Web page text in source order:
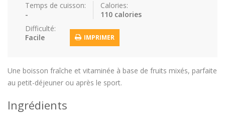
Temps de cuisson:
-
Calories:
110 calories
Difficulté:
Facile
IMPRIMER
Une boisson fraîche et vitaminée à base de fruits mixés, parfaite
au petit-déjeuner ou après le sport.
Ingrédients